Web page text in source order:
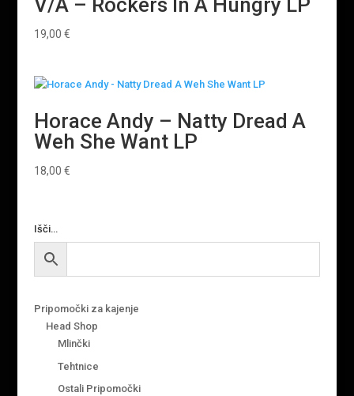
19,00 €
Horace Andy – Natty Dread A
Weh She Want LP
18,00 €
Išči…
Pripomočki za kajenje
Head Shop
Mlinčki
Tehtnice
Ostali Pripomočki